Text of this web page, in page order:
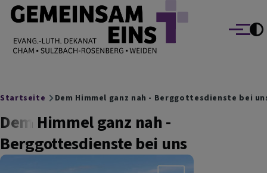
Direkt zum Inhalt
EVANG.-LUTH. DEKANAT GEMEINSAM EINS
Cham Sulzbach-Rosenberg Weiden
Menü
Breadcrumb
Startseite Dem Himmel ganz nah - Berggottesdienste bei
Dem Himmel ganz nah -
Berggottesdienste bei uns